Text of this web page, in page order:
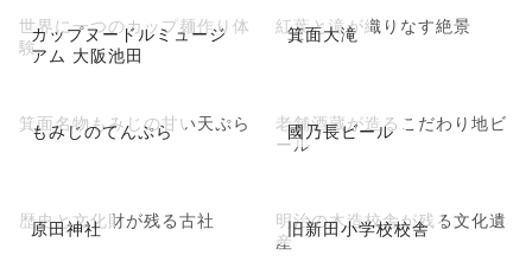
カップヌードルミュージ
アム 大阪池田
世界に一つのカップ麺作り体
験
箕面大滝
紅葉と滝が織りなす絶景
もみじのてんぷら
箕面名物もみじの甘い天ぷら 國乃長ビール
老舗酒蔵が造るこだわり地ビ
ール
原田神社
歴史と文化財が残る古社 旧新田小学校校舎
明治の木造校舎が残る文化遺
産